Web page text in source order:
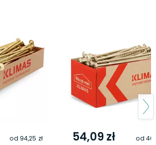
od 94,25 zł 54,09 zł od